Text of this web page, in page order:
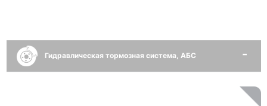
Гидравлическая тормозная система, АБС